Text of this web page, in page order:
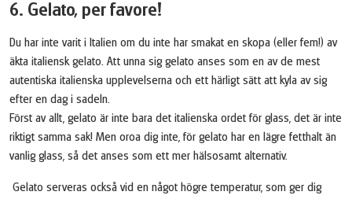
6. Gelato, per favore!
Du har inte varit i Italien om du inte har smakat en skopa (eller fem!) av
äkta italiensk gelato. Att unna sig gelato anses som en av de mest
autentiska italienska upplevelserna och ett härligt sätt att kyla av sig
efter en dag i sadeln.
Först av allt, gelato är inte bara det italienska ordet för glass, det är inte
riktigt samma sak! Men oroa dig inte, för gelato har en lägre fetthalt än
vanlig glass, så det anses som ett mer hälsosamt alternativ.
Gelato serveras också vid en något högre temperatur, som ger dig